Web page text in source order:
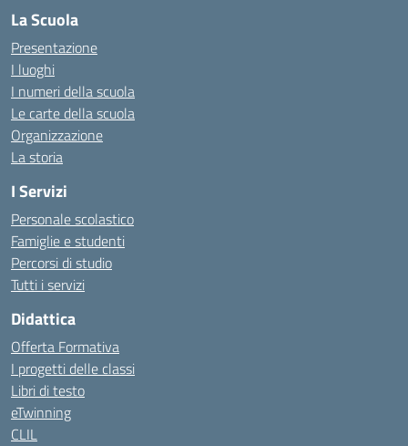
La Scuola
Presentazione
I luoghi
I numeri della scuola
Le carte della scuola
Organizzazione
La storia
I Servizi
Personale scolastico
Famiglie e studenti
Percorsi di studio
Tutti i servizi
Didattica
Offerta Formativa
I progetti delle classi
Libri di testo
eTwinning
CLIL